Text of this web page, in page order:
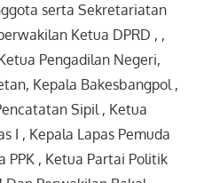
serta Sekretariatan
Ketua DPRD , ,
Pengadilan Negeri,
Kepala Bakesbangpol ,
Sipil , Ketua
I , Kepala Lapas Pemuda
PPK , Ketua Partai Politik